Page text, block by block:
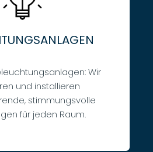
Wir
und installieren
stimmungsvolle
für jeden Raum.